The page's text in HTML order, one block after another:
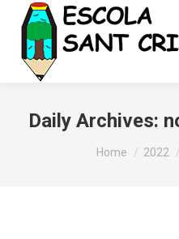
Daily Archives:
You are here:
Home 2022